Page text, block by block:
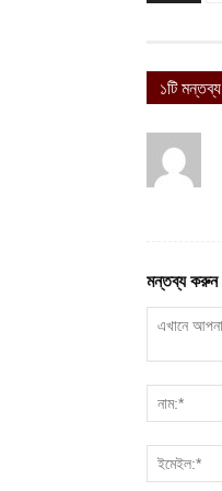
১টি মন্তব্য
মন্তব্য করুন